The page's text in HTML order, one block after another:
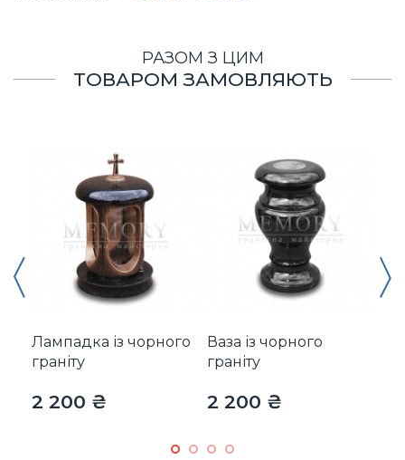
РАЗОМ З ЦИМ
ТОВАРОМ ЗАМОВЛЯЮТЬ
Лампадка із чорного
граніту
2 200 ₴
Ваза із чорного
граніту
2 200 ₴